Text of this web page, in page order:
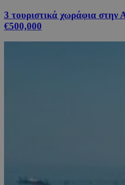
3 τουριστικά χωράφια στην
€500,000